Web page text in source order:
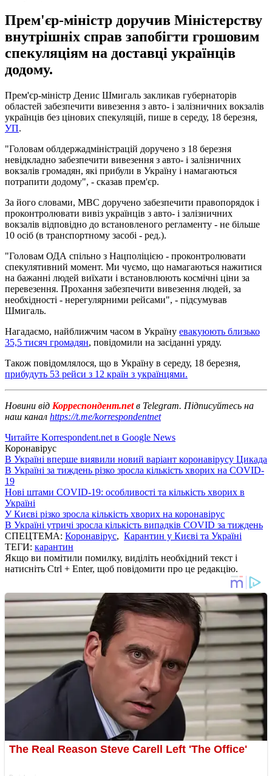
Прем'єр-міністр доручив Міністерству
внутрішніх справ запобігти грошовим
спекуляціям на доставці українців
додому.
Прем'єр-міністр Денис Шмигаль закликав губернаторів
областей забезпечити вивезення з авто- і залізничних вокзалів
українців без цінових спекуляцій, пише в середу, 18 березня,
УП.
"Головам облдержадміністрацій доручено з 18 березня
невідкладно забезпечити вивезення з авто- і залізничних
вокзалів громадян, які прибули в Україну і намагаються
потрапити додому", - сказав прем'єр.
За його словами, МВС доручено забезпечити правопорядок і
проконтролювати вивіз українців з авто- і залізничних
вокзалів відповідно до встановленого регламенту - не більше
10 осіб (в транспортному засобі - ред.).
"Головам ОДА спільно з Нацполіцією - проконтролювати
спекулятивний момент. Ми чуємо, що намагаються нажитися
на бажанні людей виїхати і встановлюють космічні ціни за
перевезення. Прохання забезпечити вивезення людей, за
необхідності - нерегулярними рейсами", - підсумував
Шмигаль.
Нагадаємо, найближчим часом в Україну евакуюють близько
35,5 тисяч громадян, повідомили на засіданні уряду.
Також повідомлялося, що в Україну в середу, 18 березня,
прибудуть 53 рейси з 12 країн з українцями.
Новини від Корреспондент.netв Telegram. Підписуйтесь на
наш канал https://t.me/korrespondentnet
Читайте Korrespondent.net в Google News
Коронавірус
В Україні вперше виявили новий варіант коронавірусу Цикада
В Україні за тиждень різко зросла кількість хворих на COVID-
19
Нові штами COVID-19: особливості та кількість хворих в
Україні
У Києві різко зросла кількість хворих на коронавірус
В Україні утричі зросла кількість випадків COVID за тиждень
СПЕЦТЕМА: Коронавірус, Карантин у Києві та Україні
ТЕГИ: карантин
Якщо ви помітили помилку, виділіть необхідний текст і
натисніть Ctrl + Enter, щоб повідомити про це редакцію.